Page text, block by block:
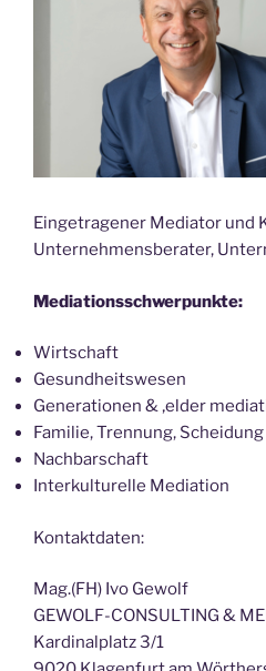
Eingetragener Mediator und
Unternehmensberater,
Mediationsschwerpunkte:
Wirtschaft
Gesundheitswesen
Generationen & ‚elder
Familie, Trennung, Scheidung
Nachbarschaft
Interkulturelle Mediation
Kontaktdaten:
Mag.(FH) Ivo Gewolf
GEWOLF-CONSULTING &
Kardinalplatz 3/1